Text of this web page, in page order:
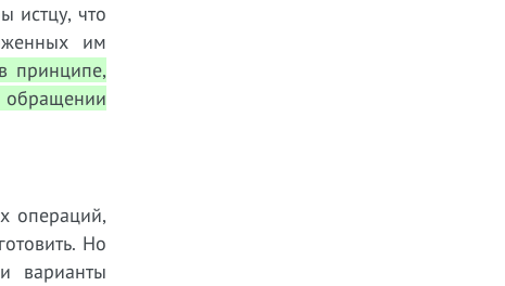
истцу, что
им
принципе,
операций,
Но
варианты